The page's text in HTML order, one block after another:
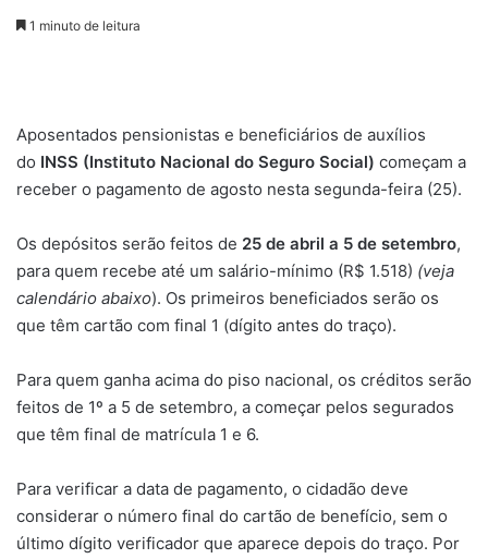
1 minuto de leitura
Aposentados pensionistas e beneficiários de auxílios
do INSS (Instituto Nacional do Seguro Social) começam a
receber o pagamento de agosto nesta segunda-feira (25).
Os depósitos serão feitos de 25 de abril a 5 de setembro,
para quem recebe até um salário-mínimo (R$ 1.518) (veja
calendário abaixo). Os primeiros beneficiados serão os
que têm cartão com final 1 (dígito antes do traço).
Para quem ganha acima do piso nacional, os créditos serão
feitos de 1º a 5 de setembro, a começar pelos segurados
que têm final de matrícula 1 e 6.
Para verificar a data de pagamento, o cidadão deve
considerar o número final do cartão de benefício, sem o
último dígito verificador que aparece depois do traço. Por